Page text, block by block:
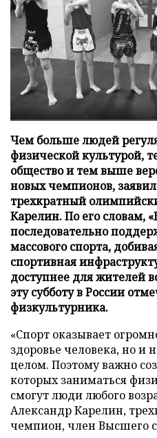
Чем больше людей
физической культурой,
общество и тем выше
новых чемпионов,
трехкратный
Карелин. По его словам,
последовательно
массового спорта,
спортивная
доступнее для жителей
эту субботу в России
физкультурника.
«Спорт оказывает
здоровье человека, но и
целом. Поэтому важно
которых заниматься
смогут люди любого
Александр Карелин,
чемпион, член Высшего